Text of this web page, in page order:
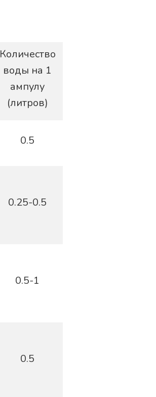
Количество
воды на 1
ампулу
(литров)
0.5
0.25-0.5
0.5-1
0.5